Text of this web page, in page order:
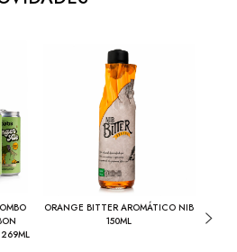
ORANGE BITTER AROMÁTICO NIB
150ML